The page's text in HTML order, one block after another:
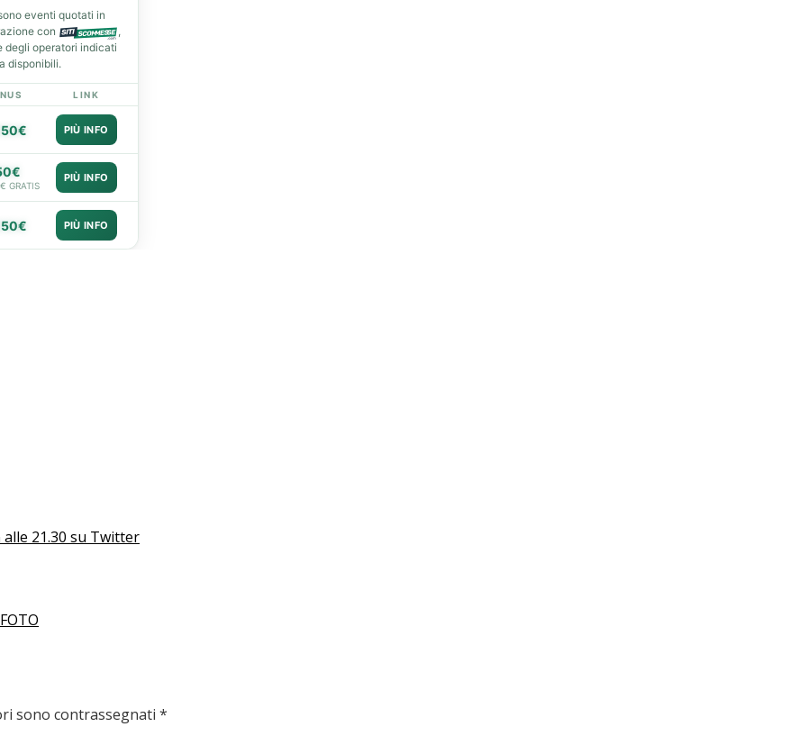
eventi quotati in
con
,
degli operatori indicati
disponibili.
LINK
PIÙ INFO
GRATIS
PIÙ INFO
PIÙ INFO
21.30 su Twitter
sono contrassegnati *